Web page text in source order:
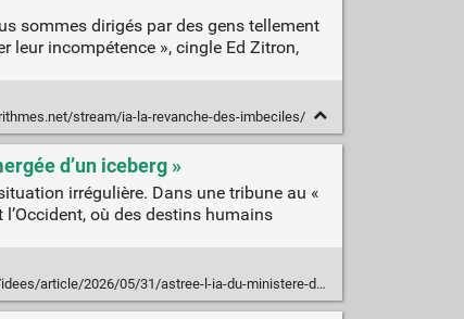
sommes dirigés par des gens tellement
leur incompétence », cingle Ed Zitron,
stream/ia-la-revanche-des-imbeciles/
d’un iceberg »
irrégulière. Dans une tribune au «
où des destins humains
de-l-interieur-pour-les-procedures-d-immigration-n-est-que-la-phase-emergee-d-un-iceberg_6695560_3232.html